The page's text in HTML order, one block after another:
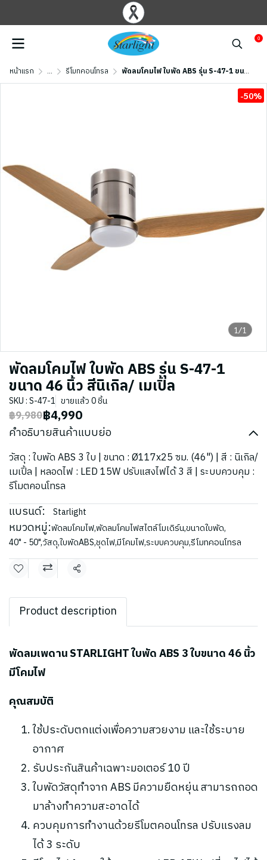
0
หน้าแรก ... รีโมทคอนโทรล พัดลมโคมไฟ ใบพัด ABS รุ่น S-47-1 ขนาด 46 นิ้ว สีนิเกิล/ เมเปิ้ล
1/1
-50%
พัดลมโคมไฟ ใบพัด ABS รุ่น S-47-1
ขนาด 46 นิ้ว สีนิเกิล/ เมเปิ้ล
SKU : S-47-1 ขายแล้ว 0 ชิ้น
฿9,980฿4,990
คำอธิบายสินค้าแบบย่อ
วัสดุ : ใบพัด ABS 3 ใบ | ขนาด : Ø117x25 ซม. (46") | สี : นิเกิล/
เมเปิ้ล | หลอดไฟ : LED 15W ปรับแสงไฟได้ 3 สี | ระบบควบคุม :
รีโมตคอนโทรล
แบรนด์: Starlight
หมวดหมู่:พัดลมโคมไฟ,พัดลมโคมไฟสไตล์โมเดิร์น,ขนาดใบพัด,
40" - 50",วัสดุ,ใบพัดABS,ชุดไฟ,มีโคมไฟ,ระบบควบคุม,รีโมทคอนโทรล
แชร์
Product description
พัดลมเพดาน STARLIGHT ใบพัด ABS 3 ใบขนาด 46 นิ้ว
มีโคมไฟ
คุณสมบัติ
ใช้ประดับตกแต่งเพื่อความสวยงาม และใช้ระบาย
อากาศ
รับประกันสินค้าเฉพาะมอเตอร์ 10 ปี
ใบพัดวัสดุทำจาก ABS มีความยืดหยุ่น สามารถถอด
มาล้างทำความสะอาดได้
ควบคุมการทำงานด้วยรีโมตคอนโทรล ปรับแรงลม
ได้ 3 ระดับ